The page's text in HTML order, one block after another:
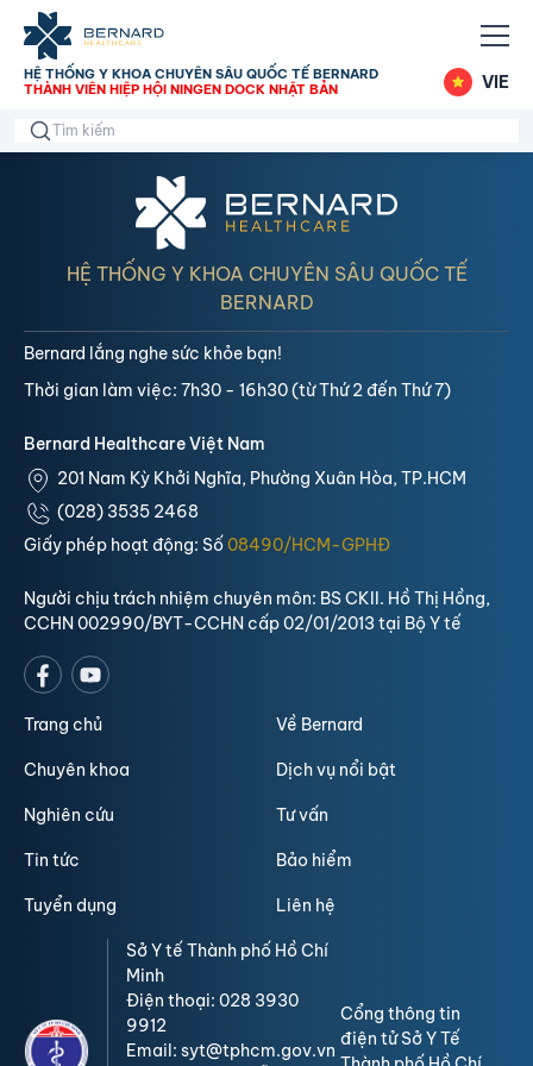
HỆ THỐNG Y KHOA CHUYÊN SÂU QUỐC TẾ BERNARD
THÀNH VIÊN HIỆP HỘI NINGEN DOCK NHẬT BẢN
VIE
HỆ THỐNG Y KHOA CHUYÊN SÂU QUỐC TẾ
BERNARD
Bernard Healthcare Việt Nam
201 Nam Kỳ Khởi Nghĩa, Phường Xuân Hòa, TP.HCM
(028) 3535 2468
Giấy phép hoạt động: Số08490/HCM-GPHĐ
Người chịu trách nhiệm chuyên môn: BS CKII. Hồ Thị Hồng,
CCHN 002990/BYT-CCHN cấp 02/01/2013 tại Bộ Y tế
Bernard lắng nghe sức khỏe bạn!
Thời gian làm việc: 7h30 - 16h30 (từ Thứ 2 đến Thứ 7)
Trang chủ Về Bernard
Chuyên khoa Dịch vụ nổi bật
Nghiên cứu Tư vấn
Tin tức Bảo hiểm
Tuyển dụng Liên hệ
Sở Y tế Thành phố Hồ Chí
Minh
Điện thoại: 028 3930
9912
Email: syt@tphcm.gov.vn
Cổng thông tin
điện tử Sở Y Tế